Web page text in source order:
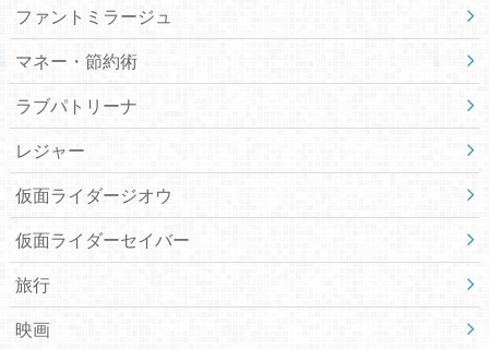
ファントミラージュ
マネー・節約術
ラブパトリーナ
レジャー
仮面ライダージオウ
仮面ライダーセイバー
旅行
映画